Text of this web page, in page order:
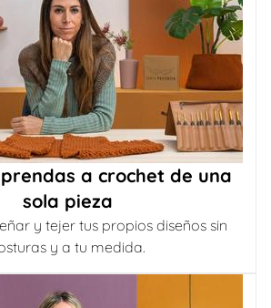
a crochet de una
sola pieza
y tejer tus propios diseños sin
y a tu medida.